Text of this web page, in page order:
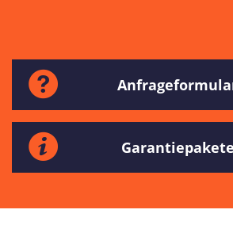
Garantiepakete